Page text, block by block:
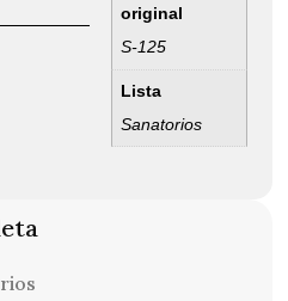
original
S-125
Lista
Sanatorios